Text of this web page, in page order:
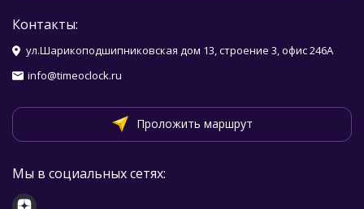
Контакты:
ул.Шарикоподшипниковская дом 13, строение 3, офис 246А
info@timeoclock.ru
Проложить маршрут
Мы в социальных сетях: